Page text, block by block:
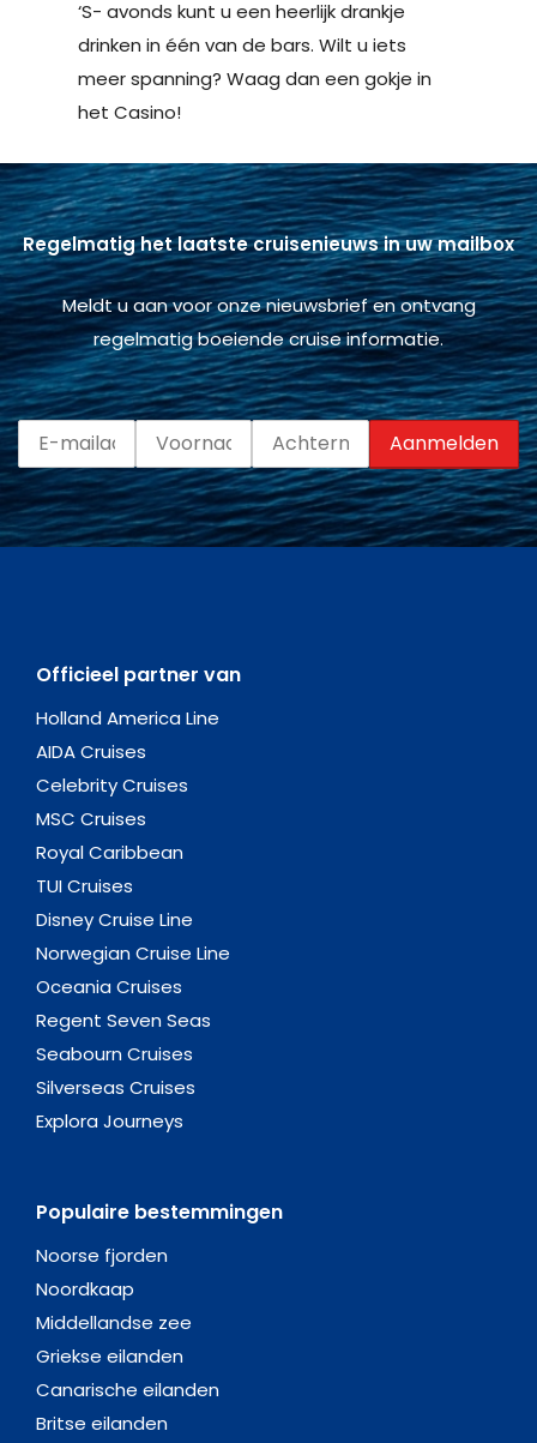
‘S- avonds kunt u een heerlijk drankje
drinken in één van de bars. Wilt u iets
meer spanning? Waag dan een gokje in
het Casino!
Regelmatig het laatste cruisenieuws in uw mailbox
Meldt u aan voor onze nieuwsbrief en ontvang
regelmatig boeiende cruise informatie.
Officieel partner van
Holland America Line
AIDA Cruises
Celebrity Cruises
MSC Cruises
Royal Caribbean
TUI Cruises
Disney Cruise Line
Norwegian Cruise Line
Oceania Cruises
Regent Seven Seas
Seabourn Cruises
Silverseas Cruises
Explora Journeys
Populaire bestemmingen
Noorse fjorden
Noordkaap
Middellandse zee
Griekse eilanden
Canarische eilanden
Britse eilanden